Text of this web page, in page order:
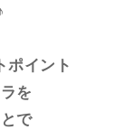
ポイント
を
で